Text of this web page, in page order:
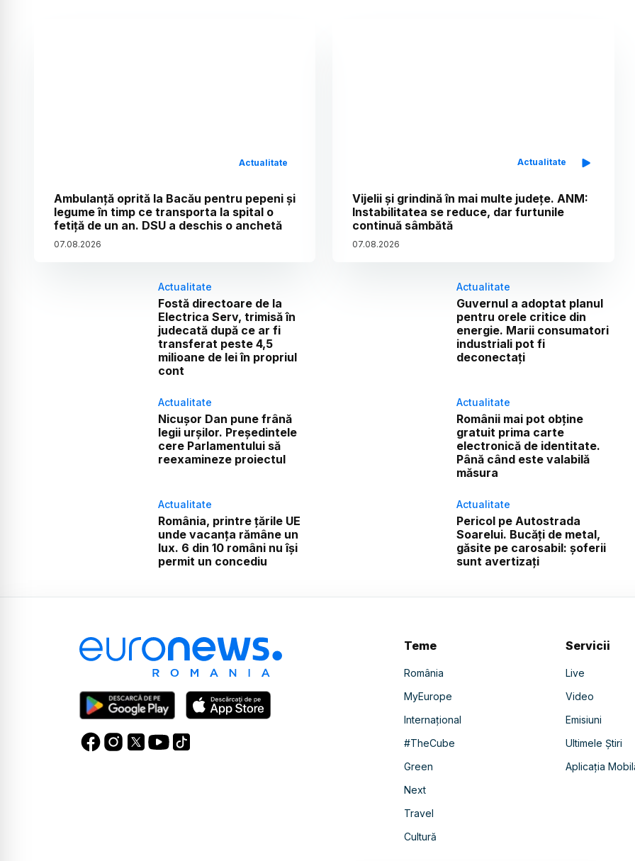
Actualitate
Ambulanță oprită la Bacău pentru pepeni și
legume în timp ce transporta la spital o
fetiță de un an. DSU a deschis o anchetă
07.08.2026
Actualitate
Vijelii și grindină în mai multe județe. ANM:
Instabilitatea se reduce, dar furtunile
continuă sâmbătă
07.08.2026
Actualitate
Fostă directoare de la
Electrica Serv, trimisă în
judecată după ce ar fi
transferat peste 4,5
milioane de lei în propriul
cont
Actualitate
Guvernul a adoptat planul
pentru orele critice din
energie. Marii consumatori
industriali pot fi
deconectați
Actualitate
Nicușor Dan pune frână
legii urșilor. Președintele
cere Parlamentului să
reexamineze proiectul
Actualitate
Românii mai pot obține
gratuit prima carte
electronică de identitate.
Până când este valabilă
măsura
Actualitate
România, printre țările UE
unde vacanța rămâne un
lux. 6 din 10 români nu își
permit un concediu
Actualitate
Pericol pe Autostrada
Soarelui. Bucăți de metal,
găsite pe carosabil: șoferii
sunt avertizați
Teme
România
MyEurope
Internațional
#TheCube
Green
Next
Travel
Cultură
Servicii
Live
Video
Emisiuni
Ultimele Știri
Aplicația